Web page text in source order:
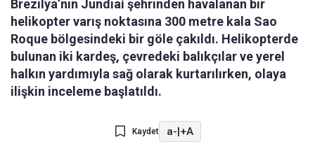
Brezilya’nın Jundiaí şehrinden havalanan bir
helikopter varış noktasına 300 metre kala Sao
Roque bölgesindeki bir göle çakıldı. Helikopterde
bulunan iki kardeş, çevredeki balıkçılar ve yerel
halkın yardımıyla sağ olarak kurtarılırken, olaya
ilişkin inceleme başlatıldı.
Kaydet a-|+A